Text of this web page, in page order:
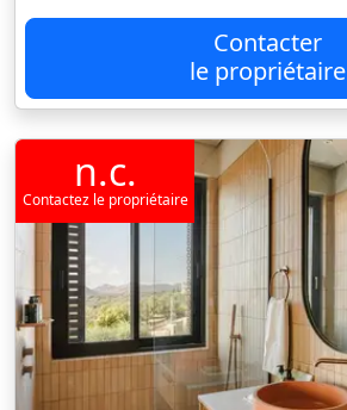
Contacter
le propriétaire
n.c.
Contactez le propriétaire